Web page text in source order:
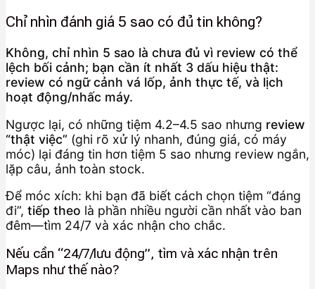
Chỉ nhìn đánh giá 5 sao có đủ tin không?
Không, chỉ nhìn 5 sao là chưa đủ vì review có thể
lệch bối cảnh; bạn cần ít nhất 3 dấu hiệu thật:
review có ngữ cảnh vá lốp, ảnh thực tế, và lịch
hoạt động/nhấc máy.
Ngược lại, có những tiệm 4.2–4.5 sao nhưng review
“thật việc” (ghi rõ xử lý nhanh, đúng giá, có máy
móc) lại đáng tin hơn tiệm 5 sao nhưng review ngắn,
lặp câu, ảnh toàn stock.
Để móc xích: khi bạn đã biết cách chọn tiệm “đáng
đi”, tiếp theo là phần nhiều người cần nhất vào ban
đêm—tìm 24/7 và xác nhận cho chắc.
Nếu cần “24/7/lưu động”, tìm và xác nhận trên
Maps như thế nào?